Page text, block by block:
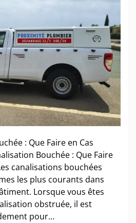
: Que Faire en Cas
Bouchée : Que Faire
canalisations bouchées
les plus courants dans
Lorsque vous êtes
obstruée, il est
pour…